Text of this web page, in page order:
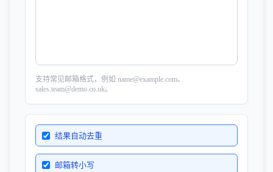
结果自动去重
邮箱转小写
支持常见邮箱格式，例如 name@example.com、
sales.team@demo.co.uk。